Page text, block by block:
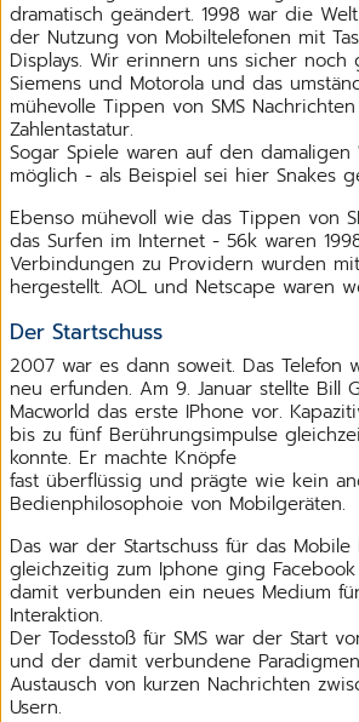
dramatisch geändert. 1998 war die
der Nutzung von Mobiltelefonen mit
Displays. Wir erinnern uns sicher noch
Siemens und Motorola und das
mühevolle Tippen von SMS
Zahlentastatur.
Sogar Spiele waren auf den damaligen
möglich - als Beispiel sei hier Snakes
Ebenso mühevoll wie das Tippen von
das Surfen im Internet - 56k waren
Verbindungen zu Providern wurden
hergestellt. AOL und Netscape waren
Der Startschuss
2007 war es dann soweit. Das Telefon
neu erfunden. Am 9. Januar stellte Bill
Macworld das erste IPhone vor.
bis zu fünf Berührungsimpulse
konnte. Er machte Knöpfe
fast überflüssig und prägte wie kein
Bedienphilosophoie von Mobilgeräten.
Das war der Startschuss für das
gleichzeitig zum Iphone ging
damit verbunden ein neues Medium
Interaktion.
Der Todesstoß für SMS war der Start
und der damit verbundene
Austausch von kurzen Nachrichten
Usern.